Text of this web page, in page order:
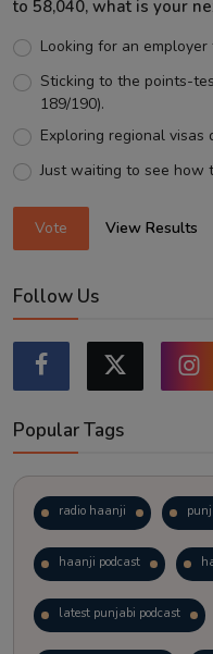
to 58,040, what is your
Looking for an
Sticking to the points-
189/190).
Exploring regional
Just waiting to see how
Vote View Results
Follow Us
Popular Tags
radio haanji
haanji podcast
latest punjabi podcast